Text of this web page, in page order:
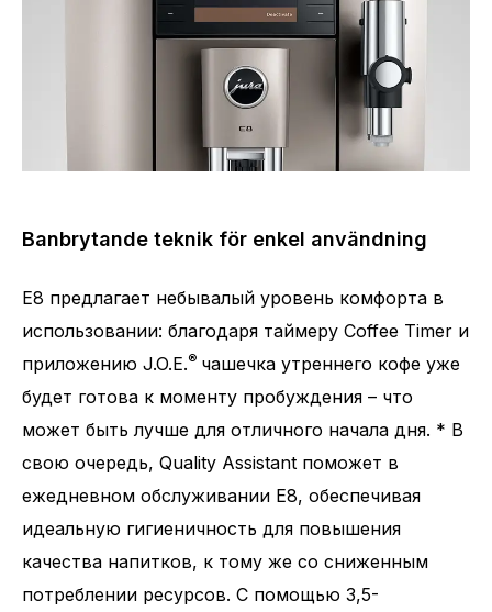
Banbrytande teknik för enkel användning
E8 предлагает небывалый уровень комфорта в
использовании: благодаря таймеру Coffee Timer и
приложению J.O.E.® чашечка утреннего кофе уже
будет готова к моменту пробуждения – что
может быть лучше для отличного начала дня. * В
свою очередь, Quality Assistant поможет в
ежедневном обслуживании E8, обеспечивая
идеальную гигиеничность для повышения
качества напитков, к тому же со сниженным
потреблении ресурсов. С помощью 3,5-